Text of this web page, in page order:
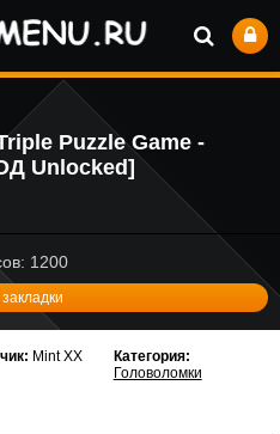
Puzzle Game -
Unlocked]
1200
закладки
Mint XX
Категория:
Головоломки